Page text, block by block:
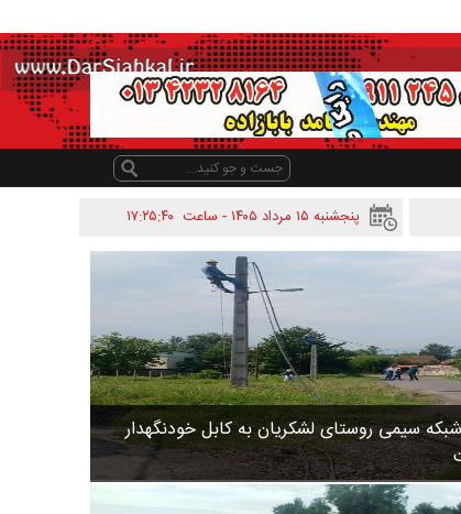
پنجشنبه ۱۵ مرداد ۱۴۰۵ - ساعت
۱۷:۲۵:۴۰
شبکه سیمی روستای لشکریان به کابل خودنگهدار